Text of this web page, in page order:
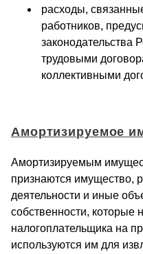
расходы,
работников,
законодательства
трудовыми
коллективными
Амортизируемое
Амортизируемым
признаются имущество,
деятельности и иные
собственности, которые
налогоплательщика на
используются им для